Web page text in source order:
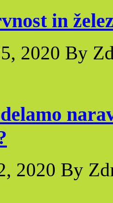
in
2020 By
2020 By